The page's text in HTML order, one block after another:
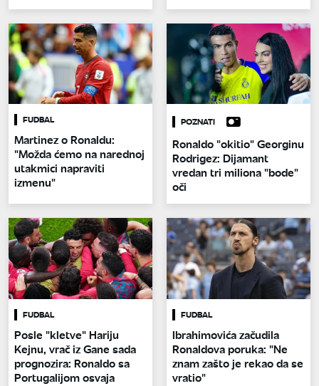
FUDBAL
Martinez o Ronaldu:
"Možda ćemo na narednoj
utakmici napraviti
izmenu"
POZNATI
Ronaldo "okitio" Georginu
Rodrigez: Dijamant
vredan tri miliona "bode"
oči
FUDBAL
Posle "kletve" Hariju
Kejnu, vrač iz Gane sada
prognozira: Ronaldo sa
Portugalijom osvaja
FUDBAL
Ibrahimovića začudila
Ronaldova poruka: "Ne
znam zašto je rekao da se
vratio"